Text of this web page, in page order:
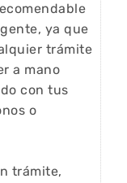
ya que
trámite
a mano
con tus
o
trámite,